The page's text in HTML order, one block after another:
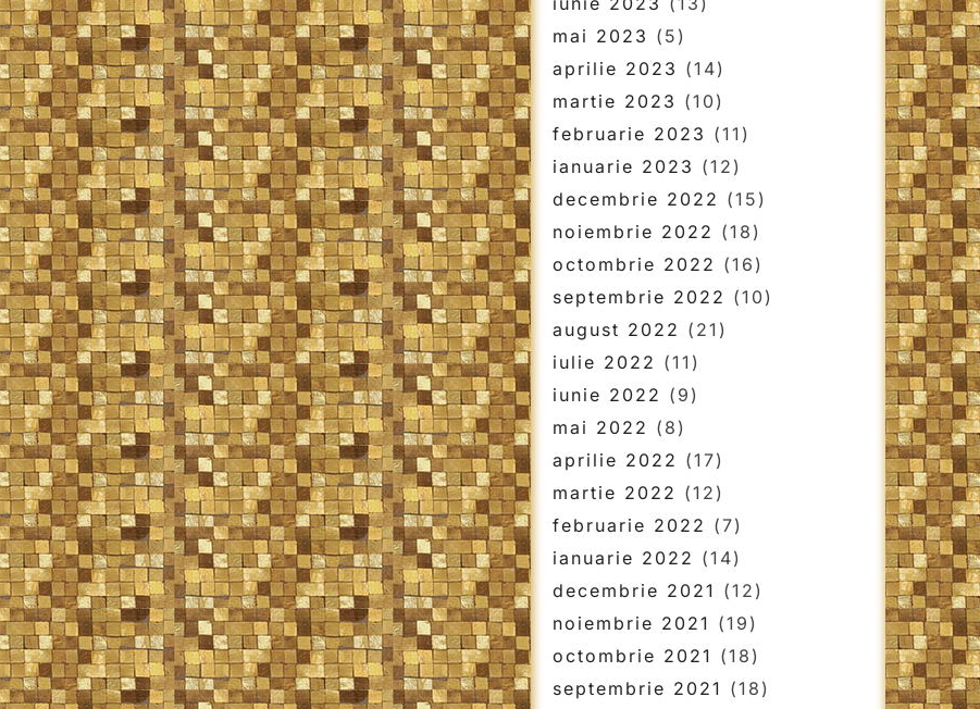
mai 2023 (5)
aprilie 2023 (14)
martie 2023 (10)
februarie 2023 (11)
ianuarie 2023 (12)
decembrie 2022 (15)
noiembrie 2022 (18)
octombrie 2022 (16)
septembrie 2022 (10)
august 2022 (21)
iulie 2022 (11)
iunie 2022 (9)
mai 2022 (8)
aprilie 2022 (17)
martie 2022 (12)
februarie 2022 (7)
ianuarie 2022 (14)
decembrie 2021 (12)
noiembrie 2021 (19)
octombrie 2021 (18)
septembrie 2021 (18)